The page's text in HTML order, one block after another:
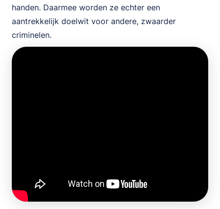
handen. Daarmee worden ze echter een
aantrekkelijk doelwit voor andere, zwaarder
criminelen.